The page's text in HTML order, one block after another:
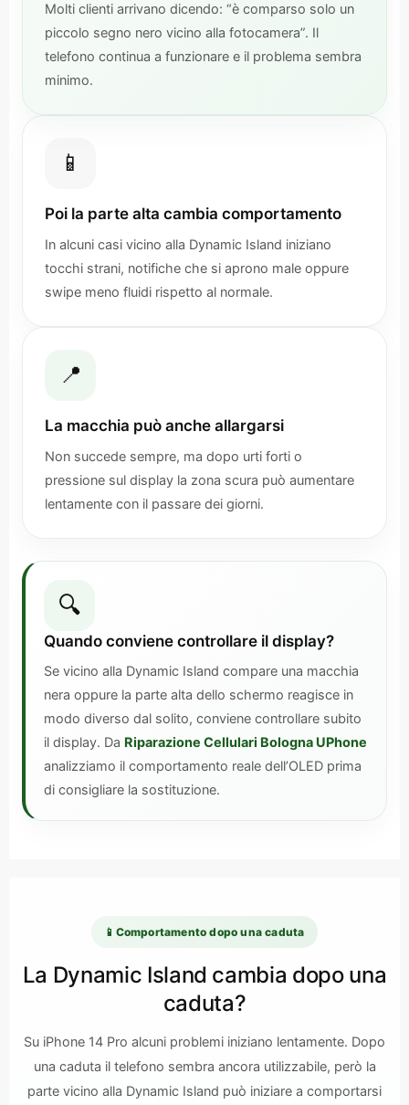
Molti clienti arrivano dicendo: “è comparso solo un
piccolo segno nero vicino alla fotocamera”. Il
telefono continua a funzionare e il problema sembra
minimo.
📱
Poi la parte alta cambia comportamento
In alcuni casi vicino alla Dynamic Island iniziano
tocchi strani, notifiche che si aprono male oppure
swipe meno fluidi rispetto al normale.
📍
La macchia può anche allargarsi
Non succede sempre, ma dopo urti forti o
pressione sul display la zona scura può aumentare
lentamente con il passare dei giorni.
🔍
Quando conviene controllare il display?
Se vicino alla Dynamic Island compare una macchia
nera oppure la parte alta dello schermo reagisce in
modo diverso dal solito, conviene controllare subito
il display. Da Riparazione Cellulari Bologna UPhone
analizziamo il comportamento reale dell’OLED prima
di consigliare la sostituzione.
📱 Comportamento dopo una caduta
La Dynamic Island cambia dopo una
caduta?
Su iPhone 14 Pro alcuni problemi iniziano lentamente. Dopo
una caduta il telefono sembra ancora utilizzabile, però la
parte vicino alla Dynamic Island può iniziare a comportarsi